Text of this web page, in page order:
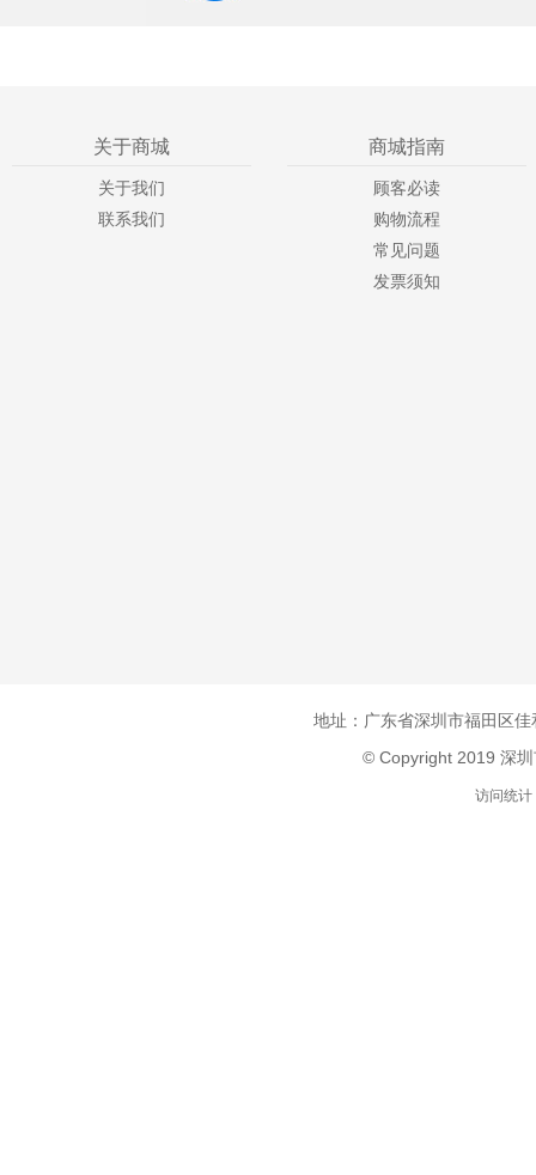
关于商城
关于我们
联系我们
商城指南
顾客必读
购物流程
常见问题
发票须知
地址：广东省深圳市福田区
© Copyright 2019 深
访问统